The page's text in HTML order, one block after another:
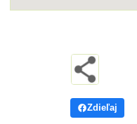
Zdieľaj